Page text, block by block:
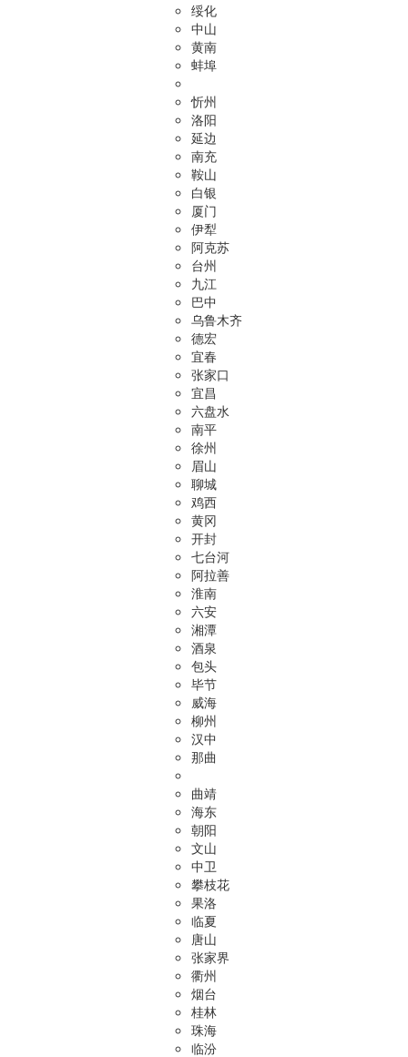
绥化
中山
黄南
蚌埠
忻州
洛阳
延边
南充
鞍山
白银
厦门
伊犁
阿克苏
台州
九江
巴中
乌鲁木齐
德宏
宜春
张家口
宜昌
六盘水
南平
徐州
眉山
聊城
鸡西
黄冈
开封
七台河
阿拉善
淮南
六安
湘潭
酒泉
包头
毕节
威海
柳州
汉中
那曲
曲靖
海东
朝阳
文山
中卫
攀枝花
果洛
临夏
唐山
张家界
衢州
烟台
桂林
珠海
临汾